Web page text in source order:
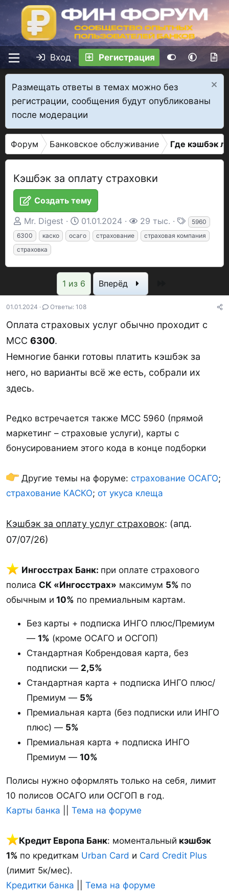
Вход Регистрация
Размещать ответы в темах можно без
регистрации, сообщения будут опубликованы
после модерации
Форум Банковское обслуживание Где кэшбэк
Кэшбэк за оплату страховки
Создать тему
А
в
т
е
м
ы
Mr. Digest
Д
а
н
а
ч
а
л
01.01.2024
П
р
м
т
ы
29 тыс.
Т
е
5960
6300
каско осаго страхование
страховая компания
страховка
1 из 6 Вперёд
01.01.2024 Ответы: 108
Оплата страховых услуг обычно проходит с
MCC 6300.
Немногие банки готовы платить кэшбэк за
него, но варианты всё же есть, собрали их
здесь.
Редко встречается также MCC 5960 (прямой
маркетинг – страховые услуги), карты с
бонусированием этого кода в конце подборки
Другие темы на форуме: страхование ОСАГО;
страхование КАСКО; от укуса клеща
Кэшбэк за оплату услуг страховок: (апд.
07/07/26)
Ингосстрах Банк: при оплате страхового
полиса СК «Ингосстрах» максимум 5% по
обычным и 10% по премиальным картам.
Без карты + подписка ИНГО плюс/Премиум
— 1% (кроме ОСАГО и ОСГОП)
Стандартная Кобрендовая карта, без
подписки — 2,5%
Стандартная карта + подписка ИНГО плюс/
Премиум — 5%
Премиальная карта (без подписки или ИНГО
плюс) — 5%
Премиальная карта + подписка ИНГО
Премиум — 10%
Полисы нужно оформлять только на себя, лимит
10 полисов ОСАГО или ОСГОП в год.
Карты банка
Тема на форуме
Кредит Европа Банк: моментальный кэшбэк
1% по кредиткам Urban Card и Card Credit Plus
(лимит 5к/мес).
Кредитки банка
Тема на форуме